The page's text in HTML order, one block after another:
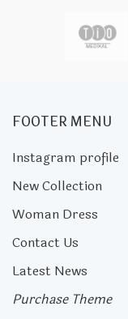
FOOTER MENU
Instagram profile
New Collection
Woman Dress
Contact Us
Latest News
Purchase Theme